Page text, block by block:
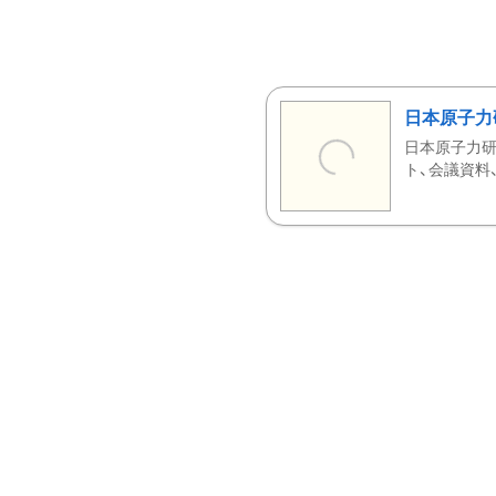
日本原子
日本原子力
ト、会議資